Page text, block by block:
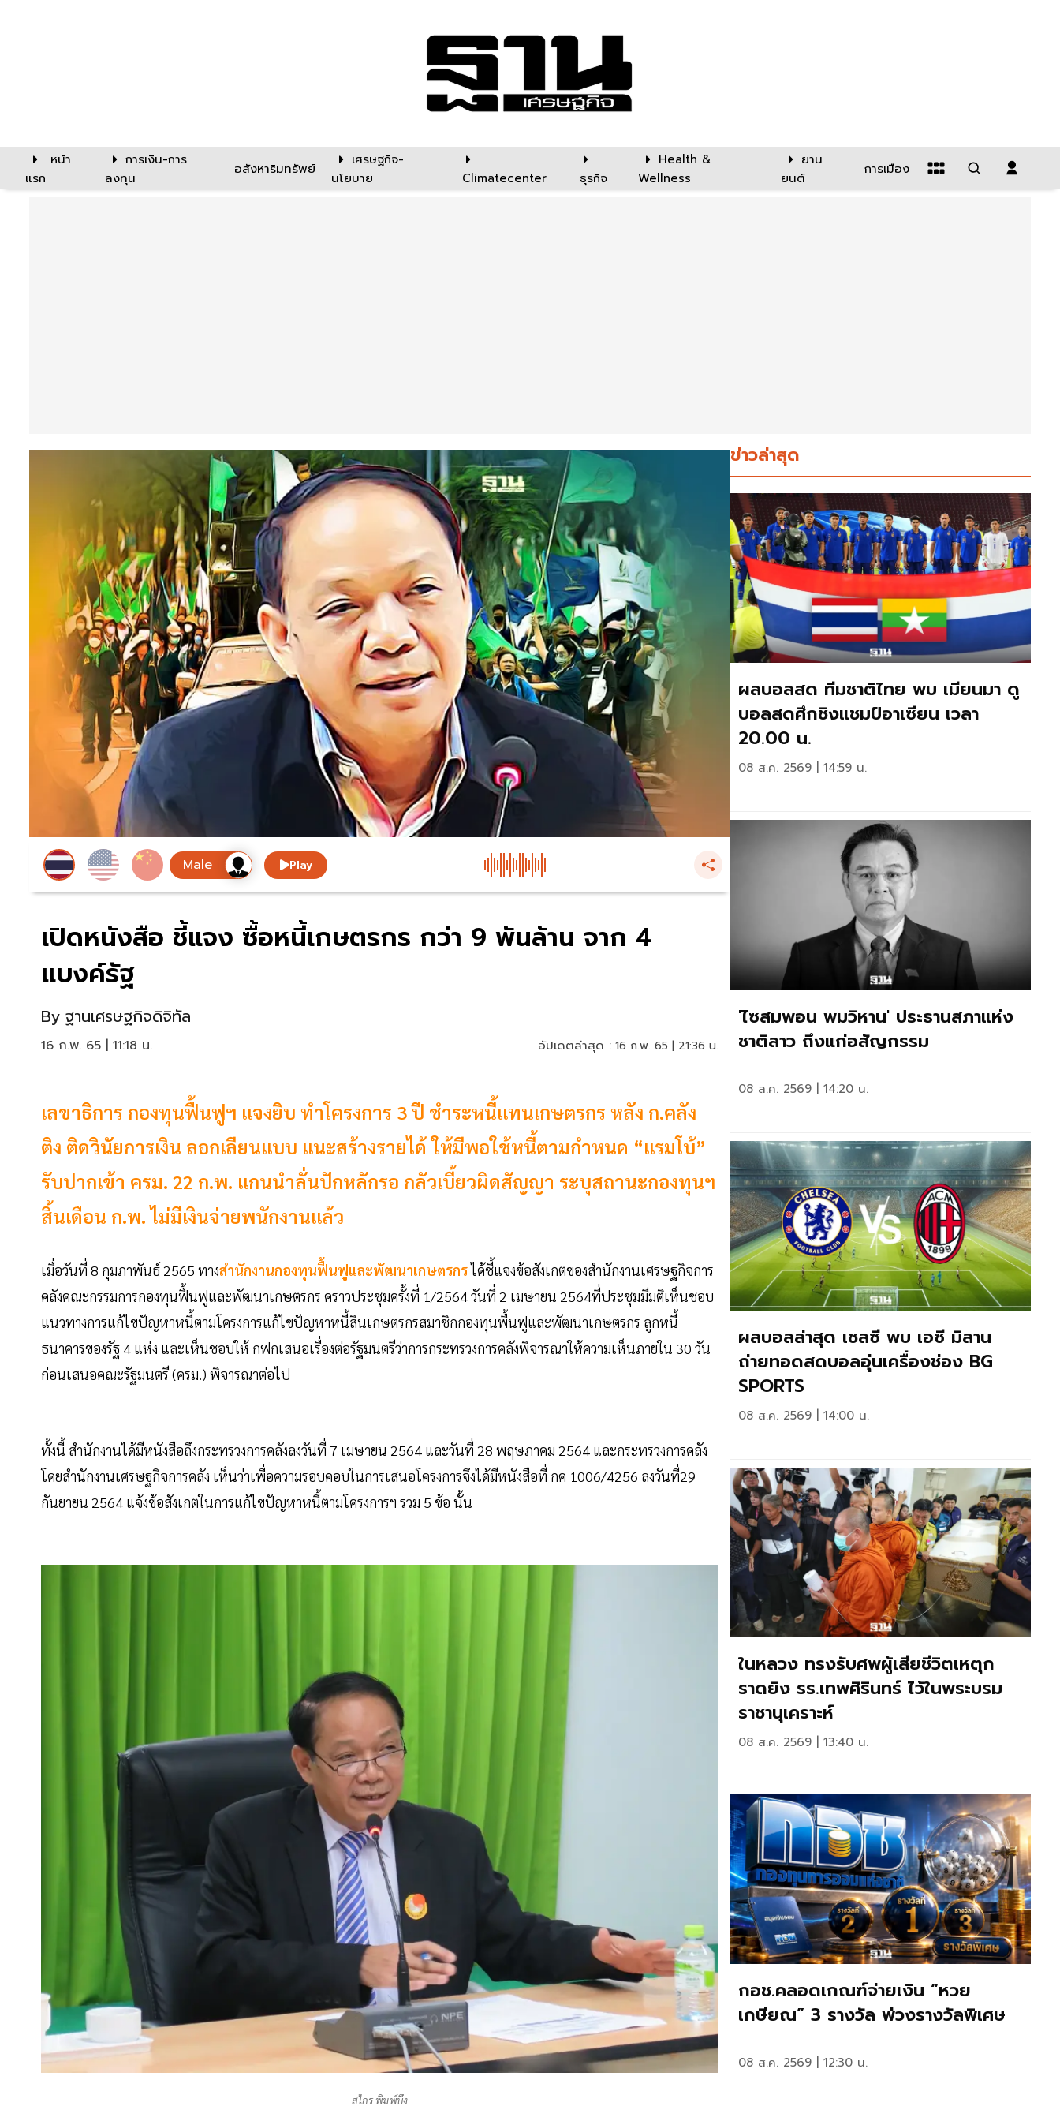
หน้า
แรก
การเงิน-การ
ลงทุน
อสังหาริมทรัพย์
เศรษฐกิจ-
นโยบาย
Climatecenter ธุรกิจ
Health &
Wellness
ยาน
ยนต์
การเมือง
Play
เปิดหนังสือ ชี้แจง ซื้อหนี้เกษตรกร กว่า 9 พันล้าน จาก 4
แบงค์รัฐ
By ฐานเศรษฐกิจดิจิทัล
16 ก.พ. 65 | 11:18 น. อัปเดตล่าสุด : 16 ก.พ. 65 | 21:36 น.
เลขาธิการ กองทุนฟื้นฟูฯ แจงยิบ ทำโครงการ 3 ปี ชำระหนี้แทนเกษตรกร หลัง ก.คลัง
ติง ติดวินัยการเงิน ลอกเลียนแบบ แนะสร้างรายได้ ให้มีพอใช้หนี้ตามกำหนด “แรมโบ้”
รับปากเข้า ครม. 22 ก.พ. แกนนำลั่นปักหลักรอ กลัวเบี้ยวผิดสัญญา ระบุสถานะกองทุนฯ
สิ้นเดือน ก.พ. ไม่มีเงินจ่ายพนักงานแล้ว
เมื่อวันที่ 8 กุมภาพันธ์ 2565 ทางสำนักงานกองทุนฟื้นฟูและพัฒนาเกษตรกรได้ชี้แจงข้อสังเกตของสำนักงานเศรษฐกิจการ
คลังคณะกรรมการกองทุนฟื้นฟูและพัฒนาเกษตรกร คราวประชุมครั้งที่ 1/2564 วันที่ 2 เมษายน 2564ที่ประชุมมีมติเห็นชอบ
แนวทางการแก้ไขปัญหาหนี้ตามโครงการแก้ไขปัญหาหนี้สินเกษตรกรสมาชิกกองทุนพื้นฟูและพัฒนาเกษตรกร ลูกหนี้
ธนาคารของรัฐ 4 แห่ง และเห็นชอบให้ กฟกเสนอเรื่องต่อรัฐมนตรีว่าการกระทรวงการคลังพิจารณาให้ความเห็นภายใน 30 วัน
ก่อนเสนอคณะรัฐมนตรี (ครม.) พิจารณาต่อไป
ทั้งนี้ สำนักงานได้มีหนังสือถึงกระทรวงการคลังลงวันที่ 7 เมษายน 2564 และวันที่ 28 พฤษภาคม 2564 และกระทรวงการคลัง
โดยสำนักงานเศรษฐกิจการคลัง เห็นว่าเพื่อความรอบคอบในการเสนอโครงการจึงได้มีหนังสือที่ กค 1006/4256 ลงวันที่29
กันยายน 2564 แจ้งข้อสังเกตในการแก้ไขปัญหาหนี้ตามโครงการฯ รวม 5 ข้อ นั้น
สไกร พิมพ์บึง
ข่าวล่าสุด
ผลบอลสด ทีมชาติไทย พบ เมียนมา ดู
บอลสดศึกชิงแชมป์อาเซียน เวลา
20.00 น.
08 ส.ค. 2569 | 14:59 น.
'ไซสมพอน พมวิหาน' ประธานสภาแห่ง
ชาติลาว ถึงแก่อสัญกรรม
08 ส.ค. 2569 | 14:20 น.
ผลบอลล่าสุด เชลซี พบ เอซี มิลาน
ถ่ายทอดสดบอลอุ่นเครื่องช่อง BG
SPORTS
08 ส.ค. 2569 | 14:00 น.
ในหลวง ทรงรับศพผู้เสียชีวิตเหตุก
ราดยิง รร.เทพศิรินทร์ ไว้ในพระบรม
ราชานุเคราะห์
08 ส.ค. 2569 | 13:40 น.
กอช.คลอดเกณฑ์จ่ายเงิน “หวย
เกษียณ” 3 รางวัล พ่วงรางวัลพิเศษ
08 ส.ค. 2569 | 12:30 น.